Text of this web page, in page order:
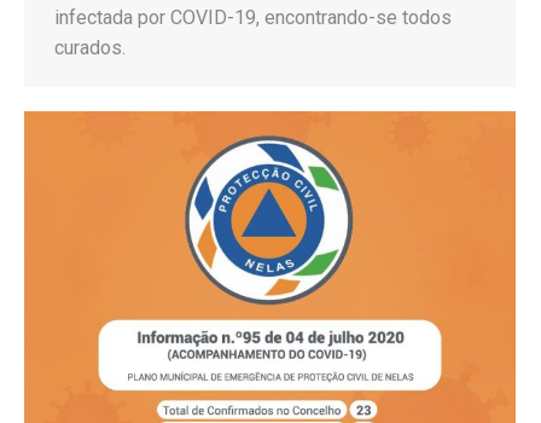
infectada por COVID-19, encontrando-se todos
curados.